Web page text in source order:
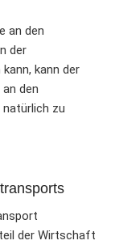
an den
der
kann der
den
zu
der Wirtschaft